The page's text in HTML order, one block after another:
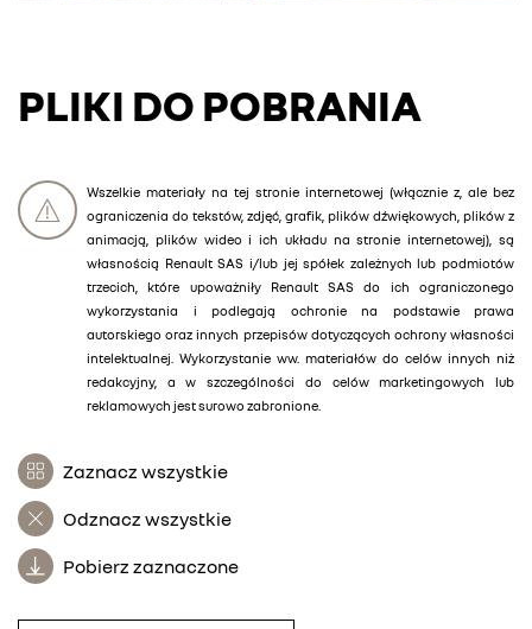
PLIKI DO POBRANIA
Wszelkie materiały na tej stronie internetowej (włącznie z, ale bez
ograniczenia do tekstów, zdjęć, grafik, plików dźwiękowych, plików z
animacją, plików wideo i ich układu na stronie internetowej), są
własnością Renault SAS i/lub jej spółek zależnych lub podmiotów
trzecich, które upoważniły Renault SAS do ich ograniczonego
wykorzystania i podlegają ochronie na podstawie prawa
autorskiego oraz innych przepisów dotyczących ochrony własności
intelektualnej. Wykorzystanie ww. materiałów do celów innych niż
redakcyjny, a w szczególności do celów marketingowych lub
reklamowych jest surowo zabronione.
Zaznacz wszystkie
Odznacz wszystkie
Pobierz zaznaczone